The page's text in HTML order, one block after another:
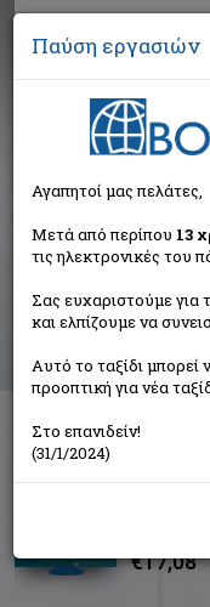
Αναζήτηση
Συγγραφέας:
Ταξινόμηση ανά:
€17,08
Παύση εργασιών
Αγαπητοί μας πελάτες,
Μετά από περίπου 13
τις ηλεκτρονικές του
Σας ευχαριστούμε για
και ελπίζουμε να
Αυτό το ταξίδι μπορεί
προοπτική για νέα
Στο επανιδείν!
(31/1/2024)